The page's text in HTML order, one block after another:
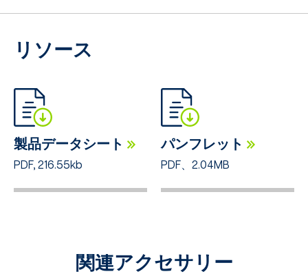
リソース
製品データシート
PDF, 216.55kb
パンフレット
PDF、2.04MB
関連アクセサリー